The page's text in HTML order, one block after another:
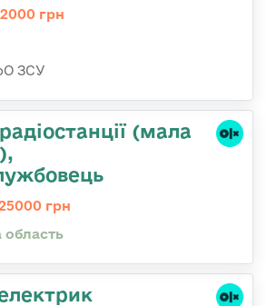
грн
ЗСУ
(мала
грн
область